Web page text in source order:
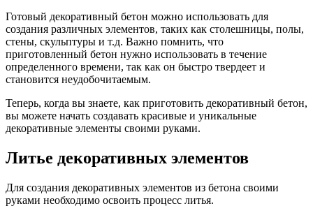
Готовый декоративный бетон можно использовать для
создания различных элементов, таких как столешницы, полы,
стены, скульптуры и т.д. Важно помнить, что
приготовленный бетон нужно использовать в течение
определенного времени, так как он быстро твердеет и
становится неудобочитаемым.
Теперь, когда вы знаете, как приготовить декоративный бетон,
вы можете начать создавать красивые и уникальные
декоративные элементы своими руками.
Литье декоративных элементов
Для создания декоративных элементов из бетона своими
руками необходимо освоить процесс литья.